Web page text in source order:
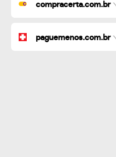
compracerta.com.br
paguemenos.com.br